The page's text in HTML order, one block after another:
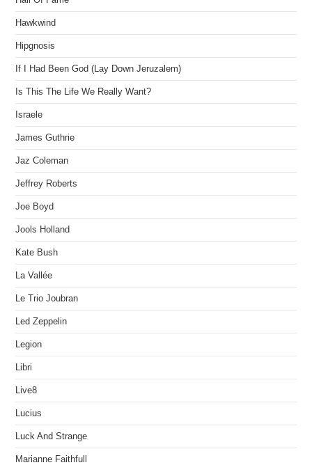
Hawkwind
Hipgnosis
If I Had Been God (Lay Down Jeruzalem)
Is This The Life We Really Want?
Israele
James Guthrie
Jaz Coleman
Jeffrey Roberts
Joe Boyd
Jools Holland
Kate Bush
La Vallée
Le Trio Joubran
Led Zeppelin
Legion
Libri
Live8
Lucius
Luck And Strange
Marianne Faithfull